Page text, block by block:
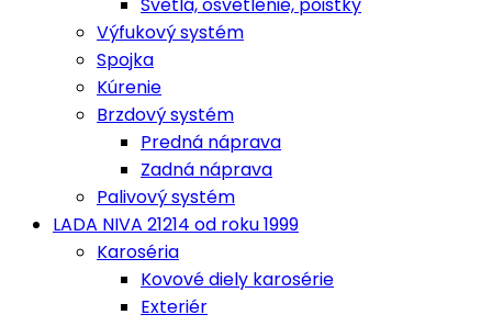
Výfukový systém
Spojka
Kúrenie
Brzdový systém
Predná náprava
Zadná náprava
Palivový systém
LADA NIVA 21214 od roku 1999
Karoséria
Kovové diely karosérie
Exteriér